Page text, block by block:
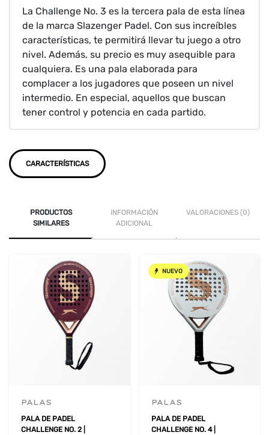
La Challenge No. 3 es la tercera pala de esta línea
de la marca Slazenger Padel. Con sus increíbles
características, te permitirá llevar tu juego a otro
nivel. Además, su precio es muy asequible para
cualquiera. Es una pala elaborada para
complacer a los jugadores que poseen un nivel
intermedio. En especial, aquellos que buscan
tener control y potencia en cada partido.
CARACTERÍSTICAS
PRODUCTOS
SIMILARES
INFORMACIÓN
ADICIONAL
VALORACIONES (0)
PALAS
PALA DE PADEL
CHALLENGE NO. 2 |
NUEVO
PALAS
PALA DE PADEL
CHALLENGE NO. 4 |